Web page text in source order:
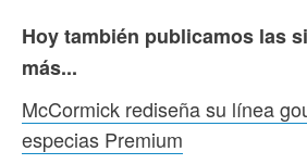
Hoy también publicamos las
más...
McCormick rediseña su línea
especias Premium